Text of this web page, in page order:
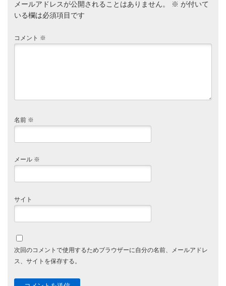
メールアドレスが公開されることはありません。 ※ が付いて
いる欄は必須項目です
コメント ※
名前 ※
メール ※
サイト
次回のコメントで使用するためブラウザーに自分の名前、メールアドレ
ス、サイトを保存する。